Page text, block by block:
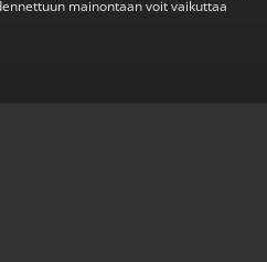
mainontaan voit vaikuttaa